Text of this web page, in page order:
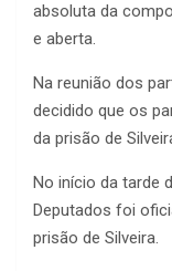
absoluta da
e aberta.
Na reunião dos
decidido que os
da prisão de
No início da tarde
Deputados foi
prisão de Silveira.